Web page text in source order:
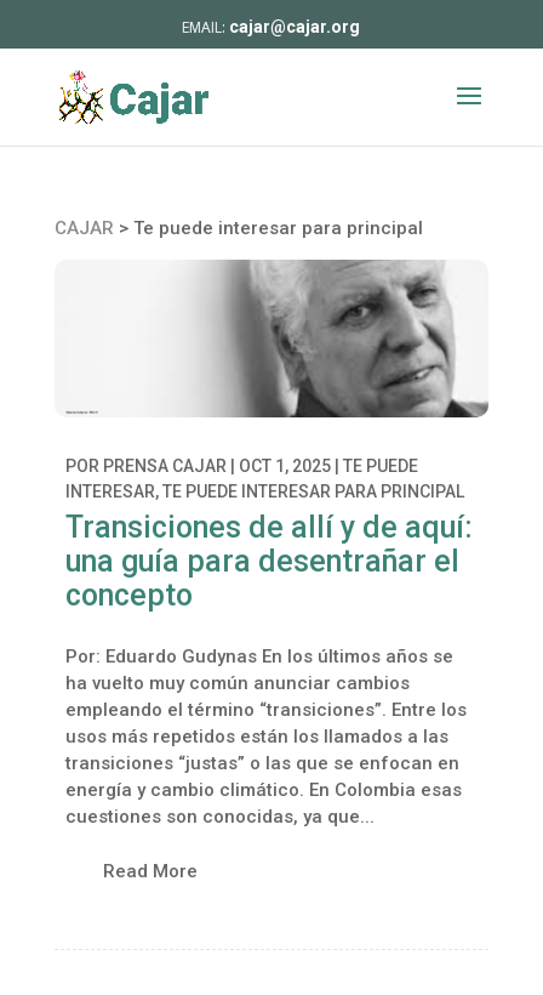
cajar@cajar.org
CAJAR > Te puede interesar para principal
POR PRENSA CAJAR OCT 1, 2025| TE PUEDE
INTERESAR,TE PUEDE INTERESAR PARA PRINCIPAL
Transiciones de allí y de aquí:
una guía para desentrañar el
concepto
Por: Eduardo Gudynas En los últimos años se
ha vuelto muy común anunciar cambios
empleando el término “transiciones”. Entre los
usos más repetidos están los llamados a las
transiciones “justas” o las que se enfocan en
energía y cambio climático. En Colombia esas
cuestiones son conocidas, ya que...
Read More